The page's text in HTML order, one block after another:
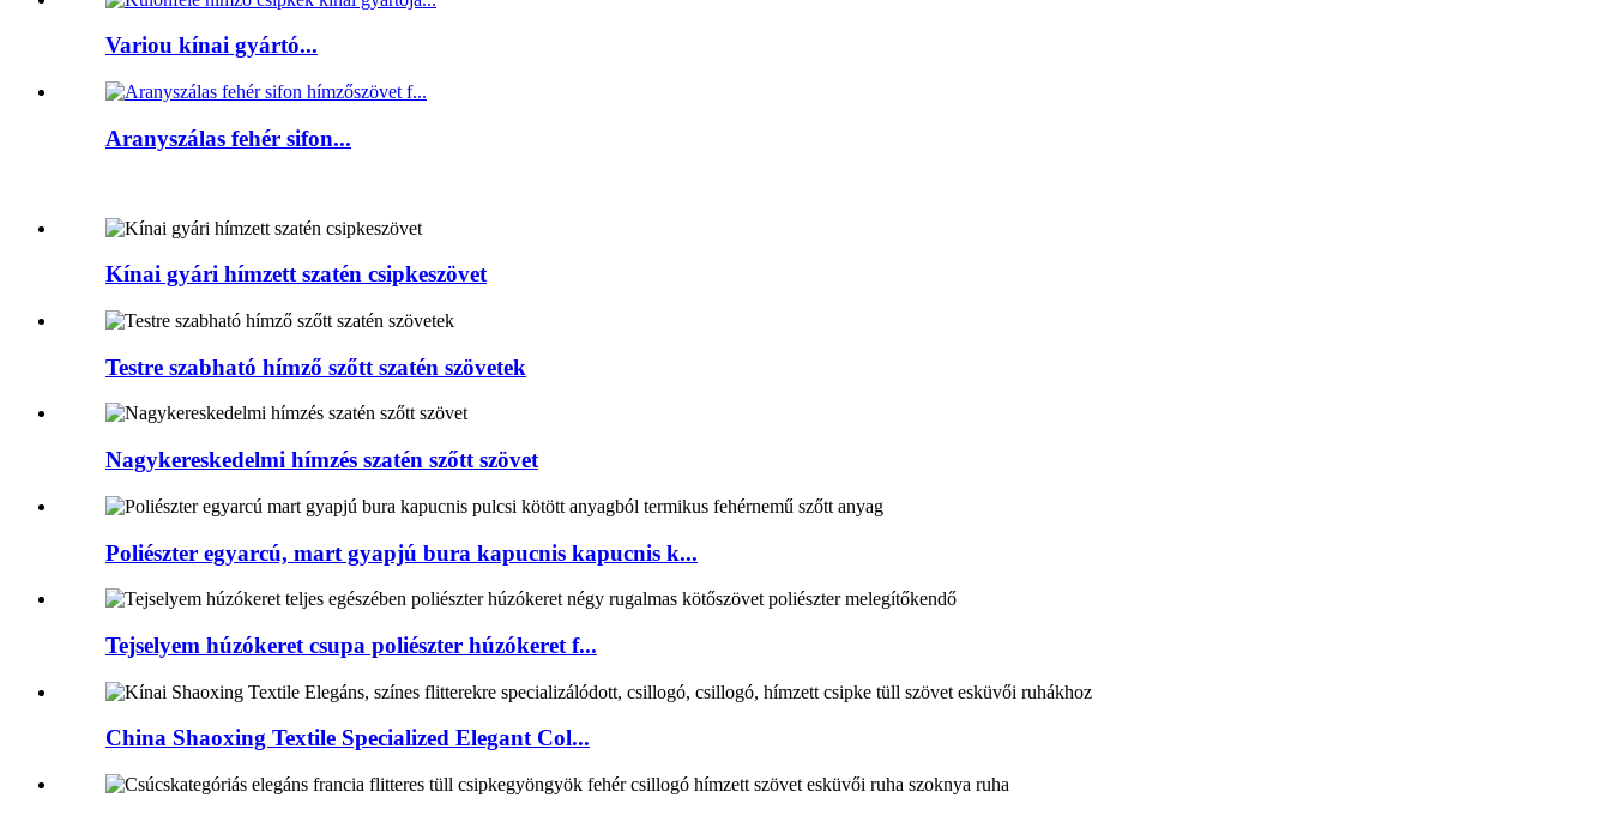
Variou kínai gyártó...
Aranyszálas fehér sifon...
Kínai gyári hímzett szatén csipkeszövet
Testre szabható hímző szőtt szatén szövetek
Nagykereskedelmi hímzés szatén szőtt szövet
Poliészter egyarcú, mart gyapjú bura kapucnis kapucnis k...
Tejselyem húzókeret csupa poliészter húzókeret f...
China Shaoxing Textile Specialized Elegant Col...